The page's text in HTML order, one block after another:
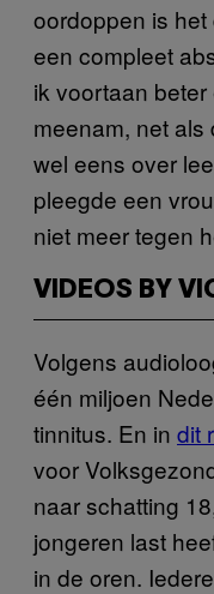
oordoppen is
een compleet
ik voortaan
meenam, net
wel eens over
pleegde een
niet meer tegen
VIDEOS BY
Volgens
één miljoen
tinnitus. En in dit
voor
naar schatting
jongeren last
in de oren.